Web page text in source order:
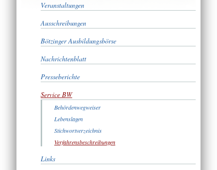
Veranstaltungen
Ausschreibungen
Bötzinger Ausbildungsbörse
Nachrichtenblatt
Presseberichte
Service BW
Behördenwegweiser
Lebenslagen
Stichwortverzeichnis
Verfahrensbeschreibungen
Links